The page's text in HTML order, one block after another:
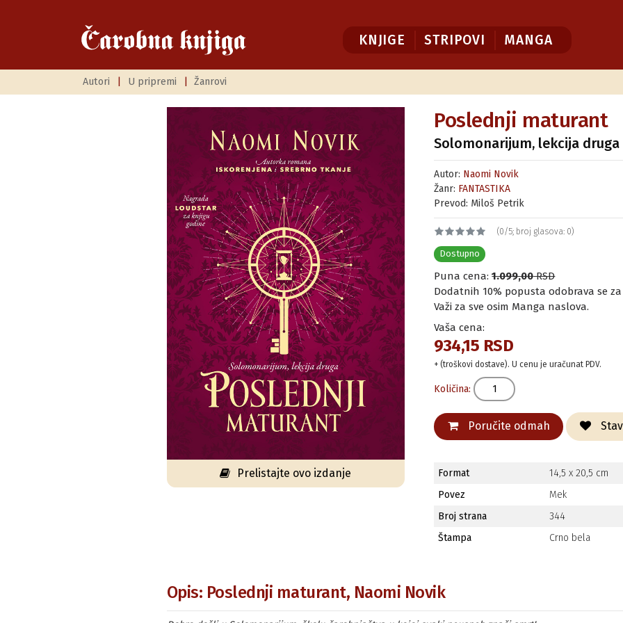
KNJIGE STRIPOVI MANGA
Autori U pripremi Žanrovi
Prelistajte ovo izdanje
Poslednji maturant
Solomonarijum, lekcija druga
Autor: Naomi Novik
Žanr: FANTASTIKA
Prevod: Miloš Petrik
(0/5; broj glasova: 0)
Dostupno
Puna cena:1.099,00RSD
Dodatnih 10% popusta odobrava se
Važi za sve osim Manga naslova.
Vaša cena:
934,15 RSD
+ (troškovi dostave). U cenu je uračunat PDV.
Količina:
Poručite odmah
Format
14,5 x 20,5 cm
Povez
Mek
Broj strana
344
Štampa
Crno bela
Opis: Poslednji maturant, Naomi Novik